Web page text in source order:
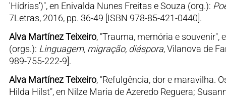
'Hídrias')", en Enivalda Nunes Freitas e Souza (org.):
7Letras, 2016, pp. 36-49 [ISBN 978-85-421-0440].
Alva Martínez Teixeiro, "Trauma, memória e souvenir",
(orgs.): Linguagem, migração, diáspora, Vilanova de
989-755-222-9].
Alva Martínez Teixeiro, "Refulgência, dor e maravilha.
Hilda Hilst", en Nilze Maria de Azeredo Reguera;